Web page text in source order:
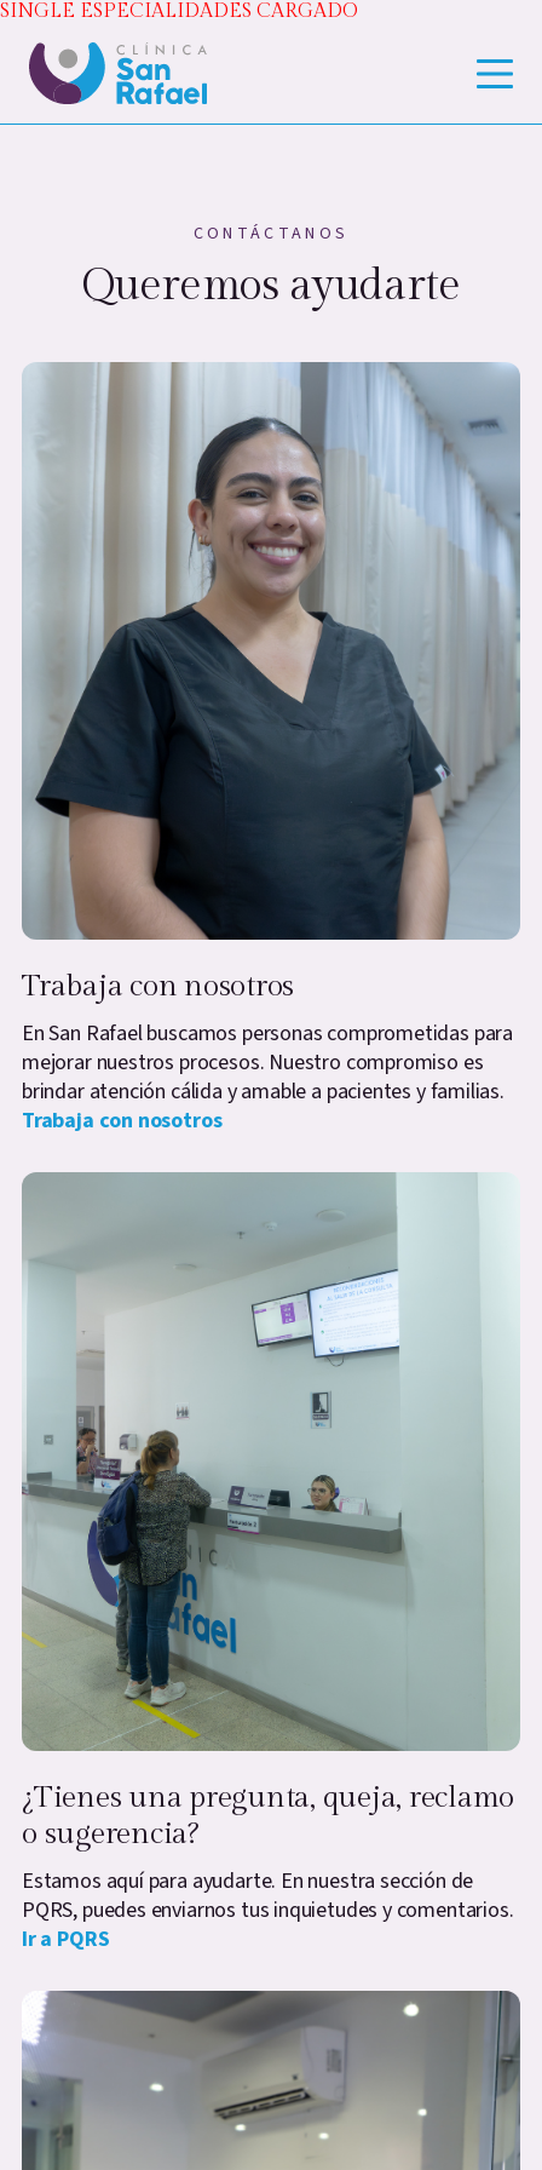
SINGLE ESPECIALIDADES CARGADO
CONTÁCTANOS
Queremos ayudarte
Trabaja con nosotros
En San Rafael buscamos personas comprometidas para
mejorar nuestros procesos. Nuestro compromiso es
brindar atención cálida y amable a pacientes y familias.
Trabaja con nosotros
¿Tienes una pregunta, queja, reclamo
o sugerencia?
Estamos aquí para ayudarte. En nuestra sección de
PQRS, puedes enviarnos tus inquietudes y comentarios.
Ir a PQRS